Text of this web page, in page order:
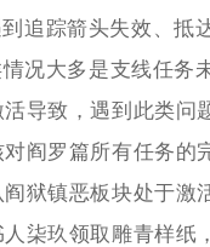
追踪箭头失效、抵
况大多是支线任务
导致，遇到此类问
阎罗篇所有任务的
狱镇恶板块处于激
柒玖领取雕青样纸